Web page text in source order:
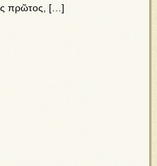
πρῶτος, […]